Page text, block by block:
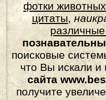
фотки животных
цитаты,
поисковые
что Вы искали и
сайта
получите